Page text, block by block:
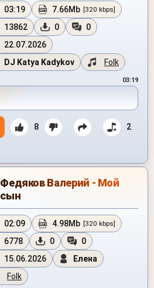
03:19 7.66Mb [320 kbps]
13862 0
0
22.07.2026
DJ Katya Kadykov
Folk
03:19
8 2
Федяков Валерий - Мой
сын
02:09 4.98Mb [320 kbps]
6778 0
0
15.06.2026
Елена
Folk